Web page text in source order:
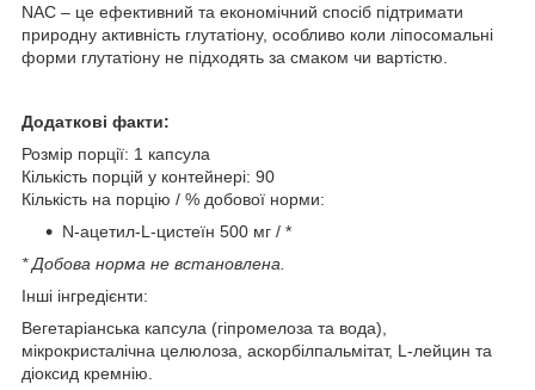
NAC – це ефективний та економічний спосіб підтримати
природну активність глутатіону, особливо коли ліпосомальні
форми глутатіону не підходять за смаком чи вартістю.
Додаткові факти:
Розмір порції: 1 капсула
Кількість порцій у контейнері: 90
Кількість на порцію / % добової норми:
N-ацетил-L-цистеїн 500 мг / *
* Добова норма не встановлена.
Інші інгредієнти:
Вегетаріанська капсула (гіпромелоза та вода),
мікрокристалічна целюлоза, аскорбілпальмітат, L-лейцин та
діоксид кремнію.